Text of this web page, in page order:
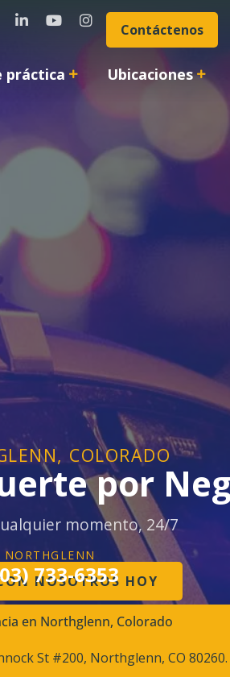
Contáctenos
práctica Ubicaciones
COLORADO
por
momento, 24/7
NOSOTROS HOY
NORTHGLENN
733-6353
en Northglenn, Colorado
St #200, Northglenn, CO 80260.